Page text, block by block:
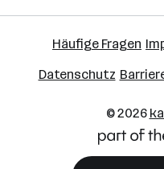
Häufige Fragen
Datenschutz
© 2026